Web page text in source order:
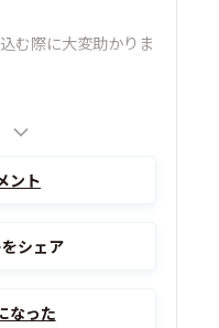
む際に大変助かりま
ント
シェア
なった